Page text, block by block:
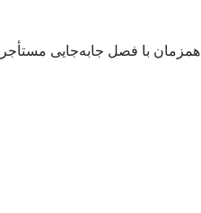
همزمان با فصل جابه‌جایی